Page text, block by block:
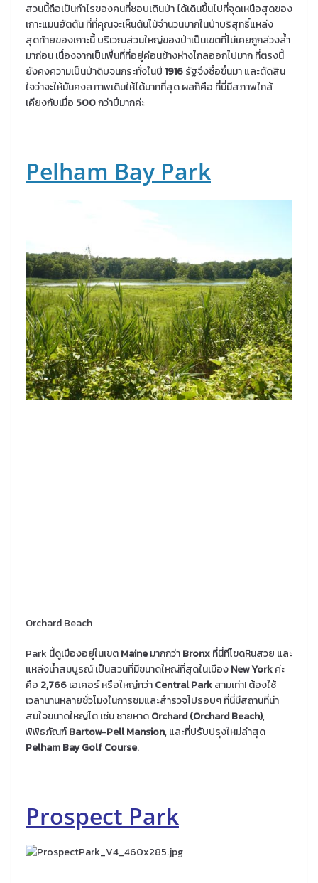
สวนนี้ถือเป็นกำไรของคนที่ชอบเดินป่า ได้เดินขึ้นไปที่จุดเหนือสุดของ
เกาะแมนฮัตตัน ที่ที่คุณจะเห็นต้นไม้จำนวนมากในป่าบริสุทธิ์แหล่ง
สุดท้ายของเกาะนี้ บริเวณส่วนใหญ่ของป่าเป็นเขตที่ไม่เคยถูกล่วงล้ำ
มาก่อน เนื่องจากเป็นพื้นที่ที่อยู่ค่อนข้างห่างไกลออกไปมาก ที่ตรงนี้
ยังคงความเป็นป่าดิบจนกระทั่งในปี1916รัฐจึงซื้อขึ้นมา และตัดสิน
ใจว่าจะให้มันคงสภาพเดิมให้ได้มากที่สุด ผลก็คือ ที่นี่มีสภาพใกล้
เคียงกับเมื่อ 500กว่าปีมากค่ะ
Pelham Bay Park
Orchard Beach
Park นี้ดูเมืองอยู่ในเขตMaineมากกว่าBronxที่นี่ทีโขดหินสวย และ
แหล่งน้ำสมบูรณ์ เป็นสวนที่มีขนาดใหญ่ที่สุดในเมืองNew Yorkค่ะ
คือ 2,766เอเคอร์ หรือใหญ่กว่าCentral Parkสามเท่า! ต้องใช้
เวลานานหลายชั่วโมงในการชมและสำรวจไปรอบๆ ที่นี่มีสถานที่น่า
สนใจขนาดใหญ่โต เช่น ชายหาดOrchard (Orchard Beach),
พิพิธภัณฑ์Bartow-Pell Mansion, และที่ปรับปรุงใหม่ล่าสุด
Pelham Bay Golf Course.
Prospect Park